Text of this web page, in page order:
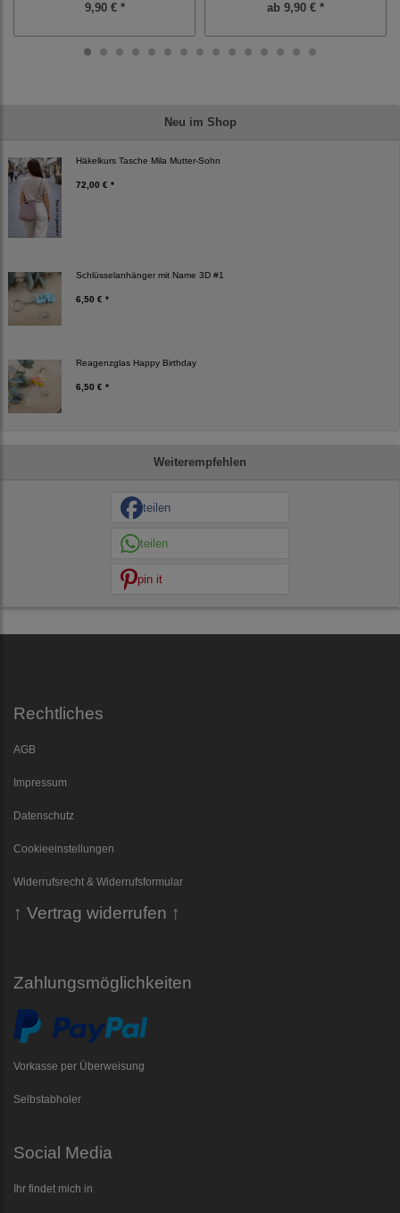
Neu im Shop
Häkelkurs Tasche Mila Mutter-Sohn
72,00 € *
Schlüsselanhänger mit Name 3D #1
6,50 € *
Reagenzglas Happy Birthday
6,50 € *
Weiterempfehlen
teilen
teilen
pin it
9,90 € * ab 9,90 € *
Rechtliches
AGB
Impressum
Datenschutz
Cookieeinstellungen
Widerrufsrecht & Widerrufsformular
↑ Vertrag widerrufen ↑
Zahlungsmöglichkeiten
Vorkasse per Überweisung
Selbstabholer
Social Media
Ihr findet mich in